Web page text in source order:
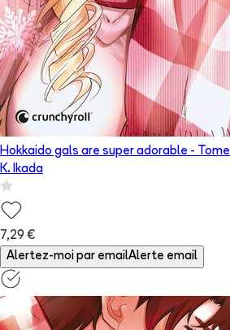
Hokkaido gals are super adorable - Tome
K. Ikada
7,29 €
Alertez-moi par emailAlerte email